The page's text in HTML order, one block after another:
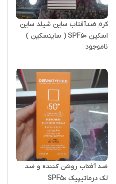
کرم ضدآفتاب ساین شیلد ساین
اسکین SPF50 ( ساینسکین )
ناموجود
ضد آفتاب روشن کننده و ضد
لک درماتیپیک SPF50